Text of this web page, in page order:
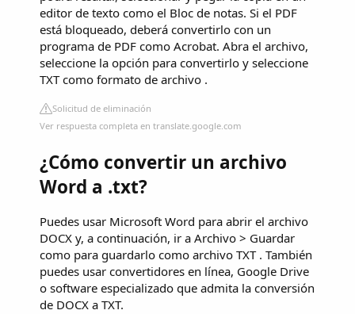
editor de texto como el Bloc de notas. Si el PDF
está bloqueado, deberá convertirlo con un
programa de PDF como Acrobat. Abra el archivo,
seleccione la opción para convertirlo y seleccione
TXT como formato de archivo .
Solicitud de eliminación
Ver respuesta completa en translate.google.com
¿Cómo convertir un archivo
Word a .txt?
Puedes usar Microsoft Word para abrir el archivo
DOCX y, a continuación, ir a Archivo > Guardar
como para guardarlo como archivo TXT . También
puedes usar convertidores en línea, Google Drive
o software especializado que admita la conversión
de DOCX a TXT.